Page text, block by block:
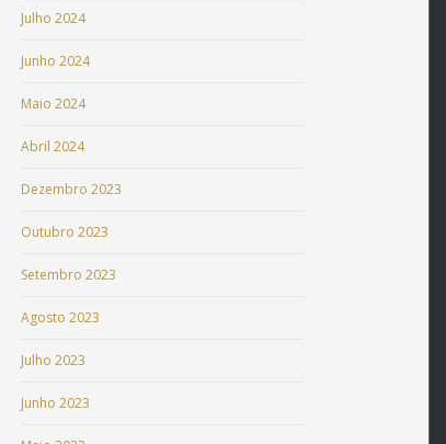
Julho 2024
Junho 2024
Maio 2024
Abril 2024
Dezembro 2023
Outubro 2023
Setembro 2023
Agosto 2023
Julho 2023
Junho 2023